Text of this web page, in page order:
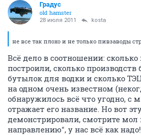
Градус
old hamster
28 июля 2011 kosta
не все так плохо и не только пивзаводы
Всё дело в соотношении:
построили, сколько производств
бутылок для водки и сколько
на одном очень известном
обнаружилось всё что угодно, с
отражает его название. Но вот
демонстрировали, смотрите
направлению", у нас всё как